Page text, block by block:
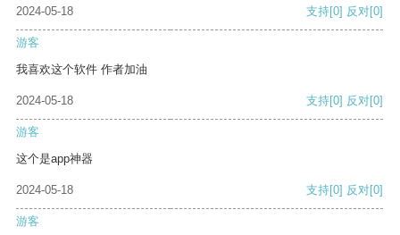
2024-05-18 支持[0] 反对[0]
游客
我喜欢这个软件 作者加油
2024-05-18 支持[0] 反对[0]
游客
这个是app神器
2024-05-18 支持[0] 反对[0]
游客